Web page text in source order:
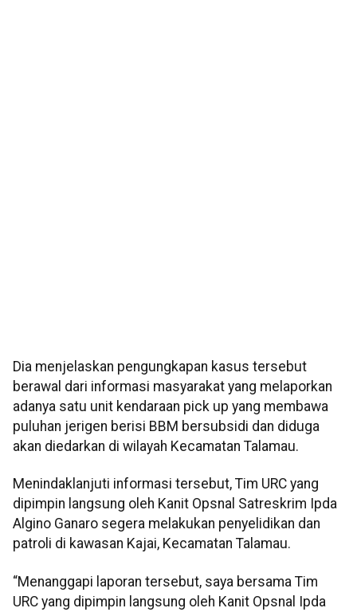
Dia menjelaskan pengungkapan kasus tersebut
berawal dari informasi masyarakat yang melaporkan
adanya satu unit kendaraan pick up yang membawa
puluhan jerigen berisi BBM bersubsidi dan diduga
akan diedarkan di wilayah Kecamatan Talamau.
Menindaklanjuti informasi tersebut, Tim URC yang
dipimpin langsung oleh Kanit Opsnal Satreskrim Ipda
Algino Ganaro segera melakukan penyelidikan dan
patroli di kawasan Kajai, Kecamatan Talamau.
“Menanggapi laporan tersebut, saya bersama Tim
URC yang dipimpin langsung oleh Kanit Opsnal Ipda